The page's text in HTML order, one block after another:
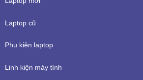
Laptop cũ
Phụ kiện laptop
Linh kiện máy tính